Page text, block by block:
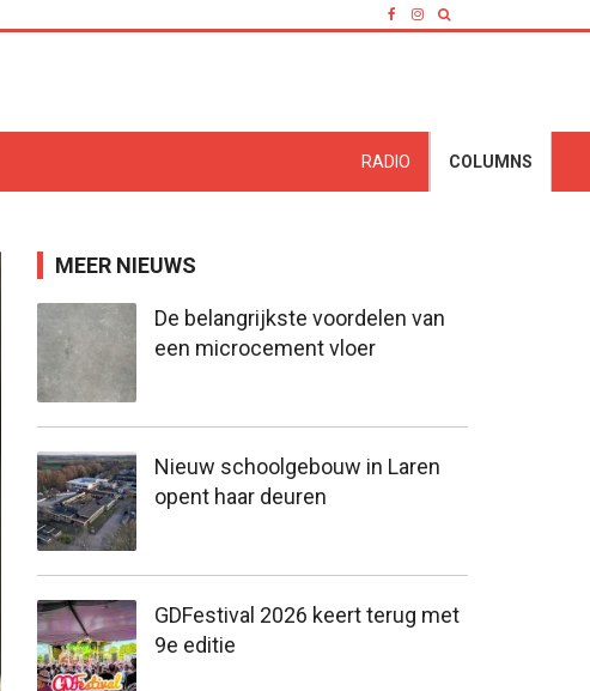
COLUMNS
RADIO
MEER NIEUWS
De belangrijkste voordelen van
een microcement vloer
Nieuw schoolgebouw in Laren
opent haar deuren
GDFestival 2026 keert terug met
9e editie